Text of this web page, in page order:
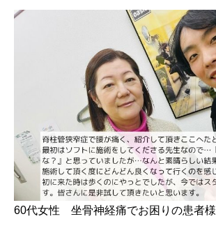
60代女性 坐骨神経痛でお困りの患者様